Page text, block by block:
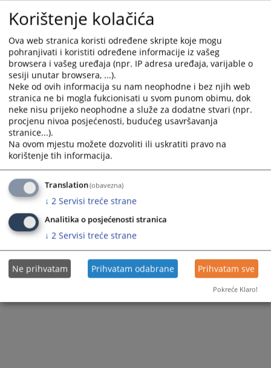
Korištenje kolačića
Ova web stranica koristi određene skripte koje mogu
pohranjivati i koristiti određene informacije iz vašeg
browsera i vašeg uređaja (npr. IP adresa uređaja, varijable o
sesiji unutar browsera, ...).
Neke od ovih informacija su nam neophodne i bez njih web
stranica ne bi mogla fukcionisati u svom punom obimu, dok
neke nisu prijeko neophodne a služe za dodatne stvari (npr.
procjenu nivoa posjećenosti, budućeg usavršavanja
stranice...).
Na ovom mjestu možete dozvoliti ili uskratiti pravo na
korištenje tih informacija.
Translation(obavezna)
↓ 2 Servisi treće strane
Analitika o posjećenosti stranica
↓ 2 Servisi treće strane
Ne prihvatam Prihvatam odabrane Prihvatam sve
Pokreće Klaro!